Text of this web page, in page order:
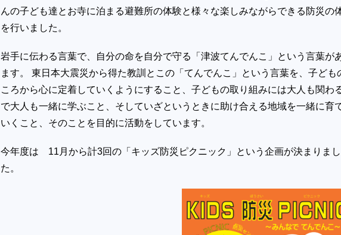
んの子ども達とお寺に泊まる避難所の体験と様々な楽しみながらできる防災の
を行いました。
岩手に伝わる言葉で、自分の命を自分で守る「津波てんでんこ」という言葉が
ます。 東日本大震災から得た教訓とこの「てんでんこ」という言葉を、子ども
ころから心に定着していくようにすること、子どもの取り組みには大人も関わ
で大人も一緒に学ぶこと、そしていざというときに助け合える地域を一緒に育
いくこと、そのことを目的に活動をしています。
今年度は 11月から計3回の「キッズ防災ピクニック」という企画が決まりまし
た。